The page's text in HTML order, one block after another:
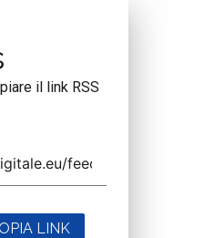
il link RSS
LINK